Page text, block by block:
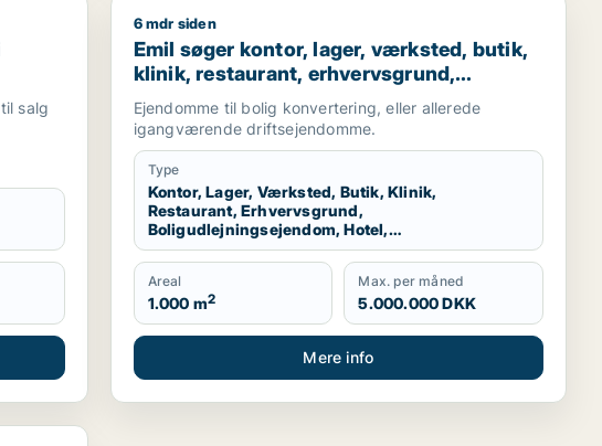
Roskilde eller Holbæk
salg
Emil søger kontor, lager, værksted, butik, klinik,
6 mdr siden
Emil søger kontor, lager, værksted, butik,
klinik, restaurant, erhvervsgrund,
boligudlejningsejendom, hotel,
produktionslokaler eller garage til salg i
Nordsjælland
Ejendomme til bolig konvertering, eller allerede
igangværende driftsejendomme.
Type
Kontor, Lager, Værksted, Butik, Klinik,
Restaurant, Erhvervsgrund,
Boligudlejningsejendom, Hotel,
Produktionslokaler, Garage
Areal
1.000 m2
Max. per måned
5.000.000 DKK
Mere info